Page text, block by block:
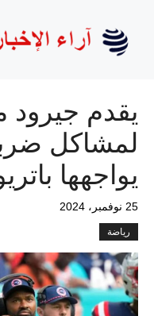
المحتوى
يقدم جيرود
لمشاكل
يواجهها
25 نوفمبر، 2024
رياضة